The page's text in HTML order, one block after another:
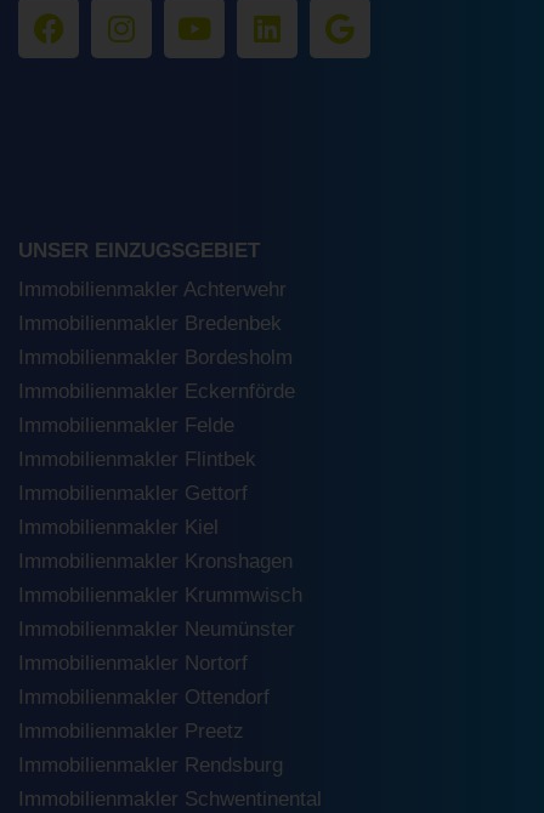
UNSER EINZUGSGEBIET
Immobilienmakler Achterwehr
Immobilienmakler Bredenbek
Immobilienmakler Bordesholm
Immobilienmakler Eckernförde
Immobilienmakler Felde
Immobilienmakler Flintbek
Immobilienmakler Gettorf
Immobilienmakler Kiel
Immobilienmakler Kronshagen
Immobilienmakler Krummwisch
Immobilienmakler Neumünster
Immobilienmakler Nortorf
Immobilienmakler Ottendorf
Immobilienmakler Preetz
Immobilienmakler Rendsburg
Immobilienmakler Schwentinental